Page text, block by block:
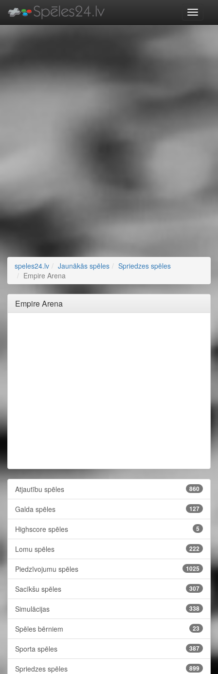
speles24.lv Jaunākās spēles
Spriedzes spēles
Empire Arena
Empire Arena
Atjautību spēles 860
Galda spēles 127
Highscore spēles 5
Lomu spēles 222
Piedzīvojumu spēles 1025
Sacīkšu spēles 307
Simulācijas 338
Spēles bērniem 23
Sporta spēles 387
Spriedzes spēles 899